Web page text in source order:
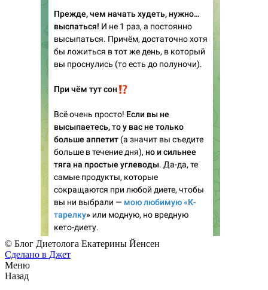
© Блог Диетолога Екатерины Йенсен
Сделано в Джет
Меню
Назад